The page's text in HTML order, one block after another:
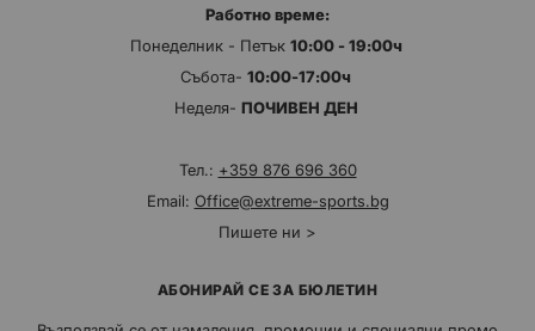
Работно време:
Понеделник - Петък 10:00 - 19:00ч
Събота- 10:00-17:00ч
Неделя- ПОЧИВЕН ДЕН
Тел.: +359 876 696 360
Email: Office@extreme-sports.bg
Пишете ни >
АБОНИРАЙ СЕ ЗА БЮЛЕТИН